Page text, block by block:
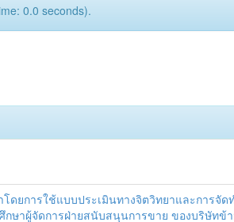
0.0 seconds).
ดยการใช้แบบประเมินทางจิตวิทยาและการจัด
ษาผู้จัดการฝ่ายสนับสนุนการขาย ของบริษัทข้